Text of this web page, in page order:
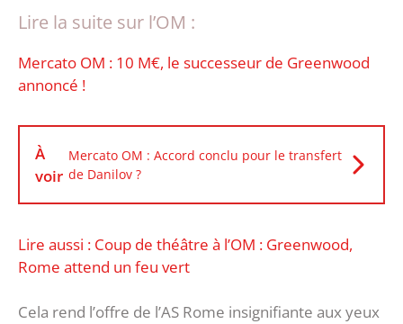
Lire la suite sur l’OM :
Mercato OM : 10 M€, le successeur de Greenwood
annoncé !
À
voir
Mercato OM : Accord conclu pour le transfert
de Danilov ?
Lire aussi : Coup de théâtre à l’OM : Greenwood,
Rome attend un feu vert
Cela rend l’offre de l’AS Rome insignifiante aux yeux